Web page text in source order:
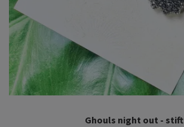
Ghouls night out - stift